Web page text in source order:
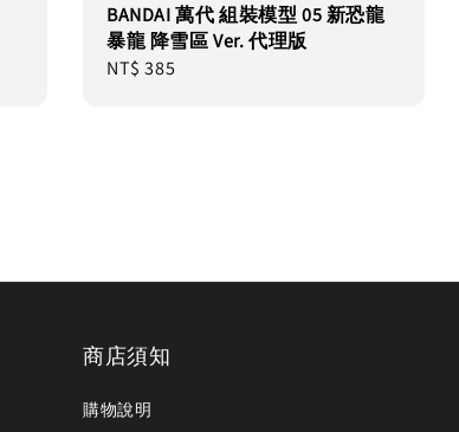
BANDAI 萬代 組裝模型 05 新恐龍
暴龍 降雪區 Ver. 代理版
Regular
NT$ 385
商店須知
購物說明